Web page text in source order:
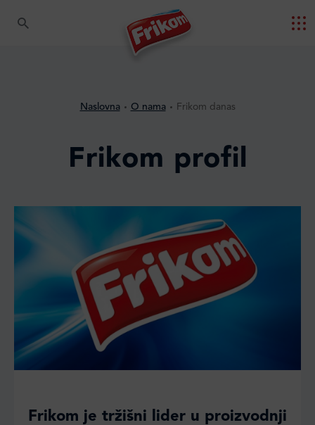
Naslovna O nama Frikom danas
Frikom profil
Frikom je tržišni lider u proizvodnji